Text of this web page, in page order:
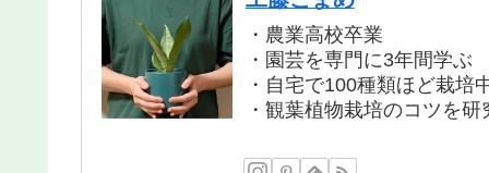
・農業高校卒業
・園芸を専門に3年間学ぶ
・自宅で100種類ほど栽培
・観葉植物栽培のコツを研